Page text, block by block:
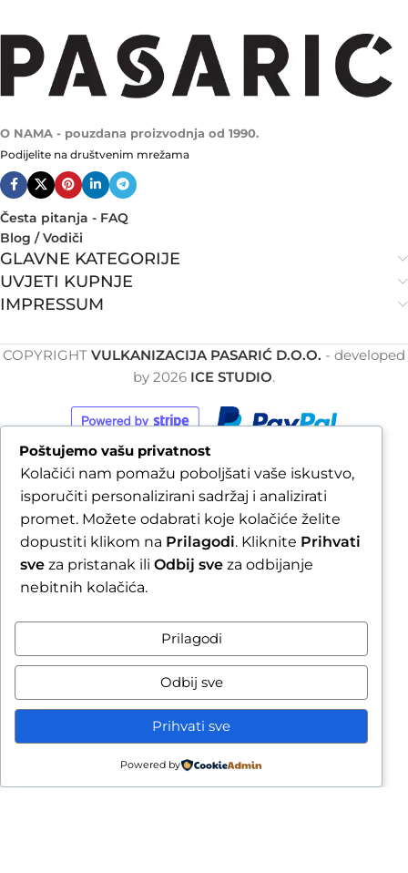
O NAMA - pouzdana proizvodnja od 1990.
Podijelite na društvenim mrežama
Česta pitanja - FAQ
Blog / Vodiči
GLAVNE KATEGORIJE
UVJETI KUPNJE
IMPRESSUM
COPYRIGHT VULKANIZACIJA PASARIĆ D.O.O. - developed
by 2026 ICE STUDIO.
Važna obavijest prije
završetka narudžbe
Zbog godišnjeg odmora u
razdoblju od 1.8.2026. do
16.8.2026., sve narudžbe
zaprimljene nakon 30.7.2026.
bit će obrađene i poslane
tijekom tjedna nakon našeg
povratka.
Završetkom narudžbe
Poštujemo vašu privatnost
Kolačići nam pomažu poboljšati vaše iskustvo,
isporučiti personalizirani sadržaj i analizirati
promet. Možete odabrati koje kolačiće želite
dopustiti klikom na Prilagodi. Kliknite Prihvati
sve za pristanak ili Odbij sve za odbijanje
nebitnih kolačića.
Prilagodi
Odbij sve
Prihvati sve
Powered by